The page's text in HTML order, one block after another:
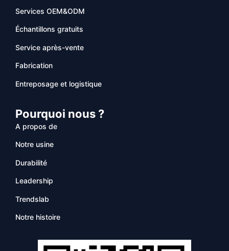
Services OEM&ODM
Échantillons gratuits
Service après-vente
Fabrication
Entreposage et logistique
Pourquoi nous ?
A propos de
Notre usine
Durabilité
Leadership
Trendslab
Notre histoire